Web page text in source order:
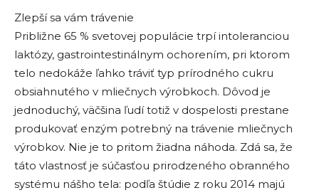
Zlepší sa vám trávenie
Približne 65 % svetovej populácie trpí intoleranciou
laktózy, gastrointestinálnym ochorením, pri ktorom
telo nedokáže ľahko tráviť typ prírodného cukru
obsiahnutého v mliečnych výrobkoch. Dôvod je
jednoduchý, väčšina ľudí totiž v dospelosti prestane
produkovať enzým potrebný na trávenie mliečnych
výrobkov. Nie je to pritom žiadna náhoda. Zdá sa, že
táto vlastnosť je súčasťou prirodzeného obranného
systému nášho tela: podľa štúdie z roku 2014 majú